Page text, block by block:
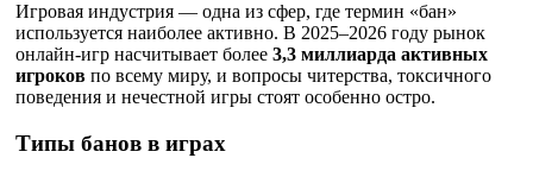
Игровая индустрия — одна из сфер, где термин «бан»
используется наиболее активно. В 2025–2026 году рынок
онлайн-игр насчитывает более 3,3 миллиарда активных
игроков по всему миру, и вопросы читерства, токсичного
поведения и нечестной игры стоят особенно остро.
Типы банов в играх